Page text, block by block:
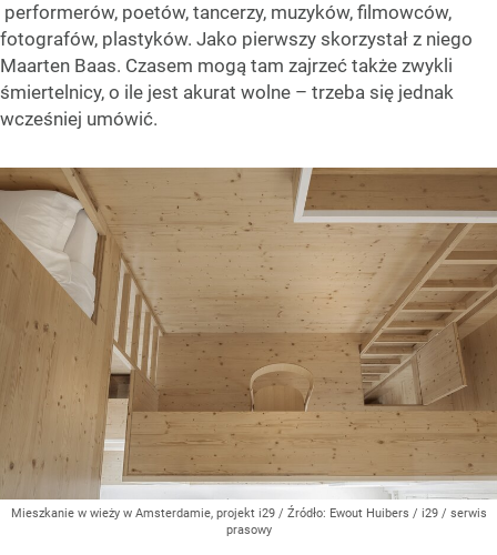
performerów, poetów, tancerzy, muzyków, filmowców,
fotografów, plastyków. Jako pierwszy skorzystał z niego
Maarten Baas. Czasem mogą tam zajrzeć także zwykli
śmiertelnicy, o ile jest akurat wolne – trzeba się jednak
wcześniej umówić.
Mieszkanie w wieży w Amsterdamie, projekt i29 / Źródło: Ewout Huibers / i29 / serwis
prasowy